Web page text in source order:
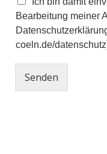
Bearbeitung meiner
coeln.de/
Senden